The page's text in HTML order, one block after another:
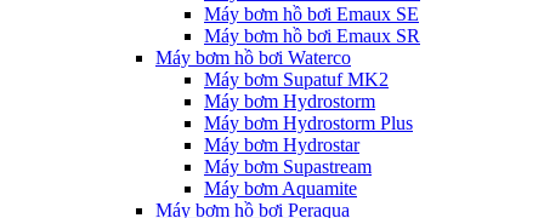
Máy bơm hồ bơi Emaux SE
Máy bơm hồ bơi Emaux SR
Máy bơm hồ bơi Waterco
Máy bơm Supatuf MK2
Máy bơm Hydrostorm
Máy bơm Hydrostorm Plus
Máy bơm Hydrostar
Máy bơm Supastream
Máy bơm Aquamite
Máy bơm hồ bơi Peraqua